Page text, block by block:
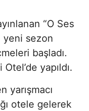
“O Ses
yeni sezon
başladı.
yapıldı.
yarışmacı
otele gelerek